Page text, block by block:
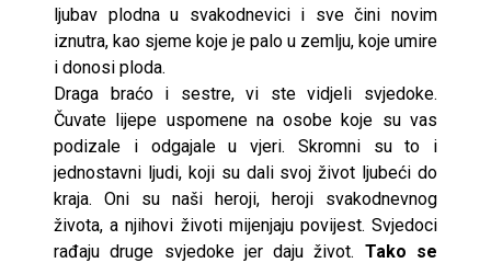
ljubav plodna u svakodnevici i sve čini novim
iznutra, kao sjeme koje je palo u zemlju, koje umire
i donosi ploda.
Draga braćo i sestre, vi ste vidjeli svjedoke.
Čuvate lijepe uspomene na osobe koje su vas
podizale i odgajale u vjeri. Skromni su to i
jednostavni ljudi, koji su dali svoj život ljubeći do
kraja. Oni su naši heroji, heroji svakodnevnog
života, a njihovi životi mijenjaju povijest. Svjedoci
rađaju druge svjedoke jer daju život. Tako se